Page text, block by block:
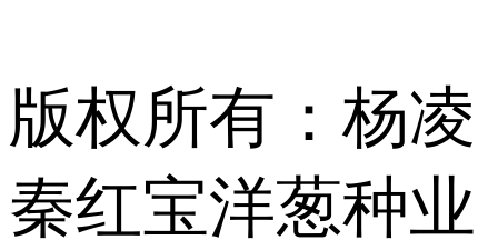
版权所有：杨凌
秦红宝洋葱种业